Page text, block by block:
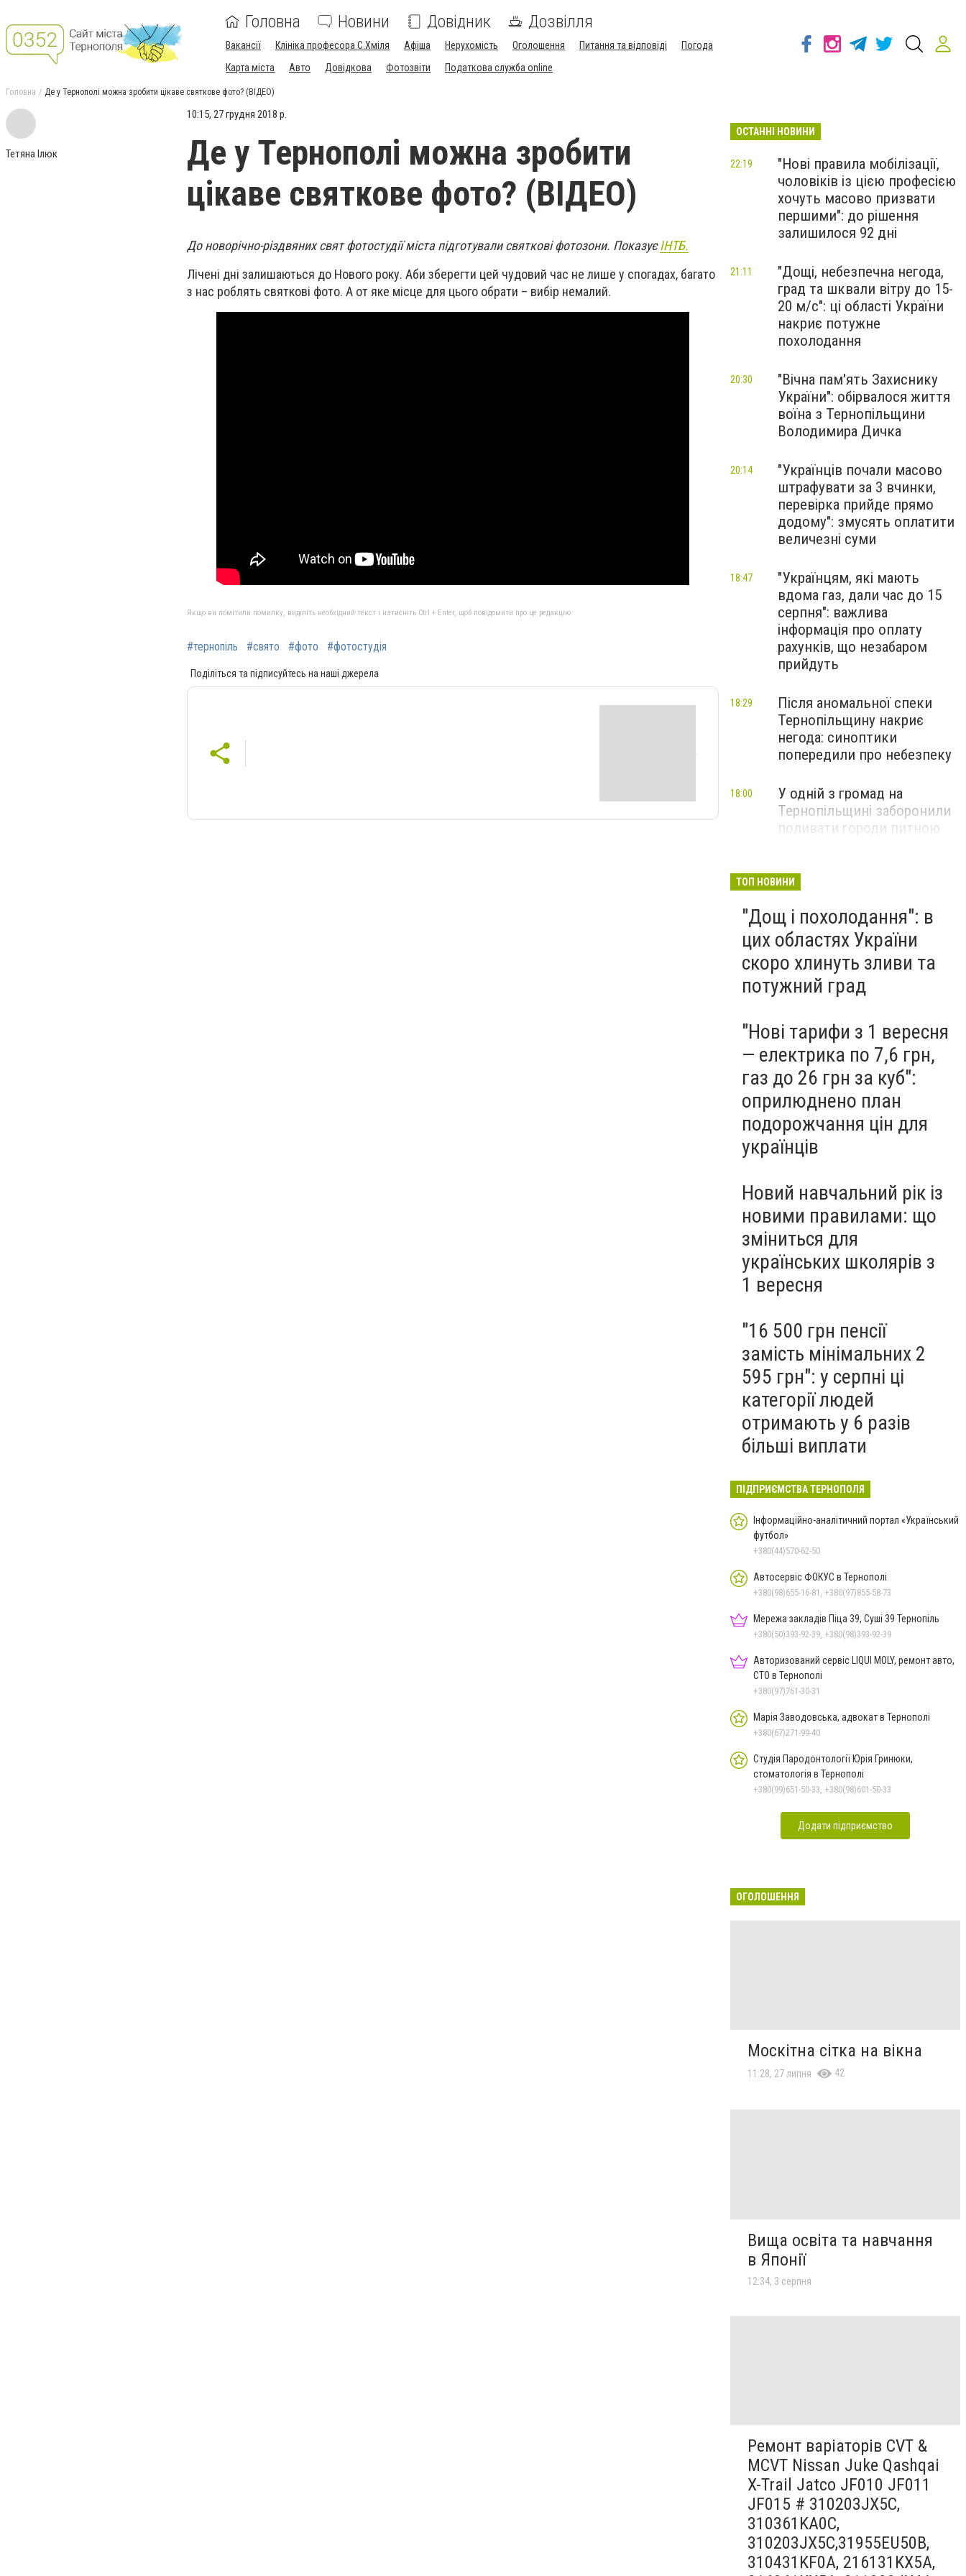
Головна Новини Довідник Дозвілля
Вакансії Клініка професора С.Хміля Афіша Нерухомість Оголошення Питання та відповіді
Погода
Карта міста
Авто Довідкова Фотозвіти Податкова служба online
Головна Де у Тернополі можна зробити цікаве святкове фото? (ВІДЕО)
Тетяна Ілюк
10:15, 27 грудня 2018 р.
Де у Тернополі можна зробити
цікаве святкове фото? (ВІДЕО)
До новорічно-різдвяних свят фотостудії міста підготували святкові фотозони. ПоказуєІНТБ.
Лічені дні залишаються до Нового року. Аби зберегти цей чудовий час не лише у спогадах, багато
з нас роблять святкові фото. А от яке місце для цього обрати – вибір немалий.
Якщо ви помітили помилку, виділіть необхідний текст і натисніть Ctrl + Enter, щоб повідомити про це редакцію
#тернопіль #свято #фото #фотостудія
Поділіться та підписуйтесь на наші джерела
ОСТАННІ НОВИНИ
"Нові правила мобілізації,
чоловіків із цією професією
хочуть масово призвати
першими": до рішення
залишилося 92 дні
22:19
"Дощі, небезпечна негода,
град та шквали вітру до 15-
20 м/с": ці області України
накриє потужне
похолодання
21:11
"Вічна пам'ять Захиснику
України": обірвалося життя
воїна з Тернопільщини
Володимира Дичка
20:30
"Українців почали масово
штрафувати за 3 вчинки,
перевірка прийде прямо
додому": змусять оплатити
величезні суми
20:14
"Українцям, які мають
вдома газ, дали час до 15
серпня": важлива
інформація про оплату
рахунків, що незабаром
прийдуть
18:47
Після аномальної спеки
Тернопільщину накриє
негода: синоптики
попередили про небезпеку
18:29
У одній з громад на
Тернопільщині заборонили
поливати городи питною
18:00
миті: на Тернопільщині
знешкодили боєприпас
ТОП НОВИНИ
"Дощ і похолодання": в
цих областях України
скоро хлинуть зливи та
потужний град
"Нові тарифи з 1 вересня
— електрика по 7,6 грн,
газ до 26 грн за куб":
оприлюднено план
подорожчання цін для
українців
Новий навчальний рік із
новими правилами: що
зміниться для
українських школярів з
1 вересня
"16 500 грн пенсії
замість мінімальних 2
595 грн": у серпні ці
категорії людей
отримають у 6 разів
більші виплати
ПІДПРИЄМСТВА ТЕРНОПОЛЯ
Інформаційно-аналітичний портал «Український
футбол»
+380(44)570-62-50
Автосервіс ФОКУС в Тернополі
+380(98)655-16-81, +380(97)855-58-73
Мережа закладів Піца 39, Суші 39 Тернопіль
+380(50)393-92-39, +380(98)393-92-39
Авторизований сервіс LIQUI MOLY, ремонт авто,
СТО в Тернополі
+380(97)761-30-31
Марія Заводовська, адвокат в Тернополі
+380(67)271-99-40
Студія Пародонтології Юрія Гринюки,
стоматологія в Тернополі
+380(99)651-50-33, +380(98)601-50-33
Додати підприємство
ОГОЛОШЕННЯ
Москітна сітка на вікна
11:28, 27 липня 42
Вища освіта та навчання
в Японії
12:34, 3 серпня
Ремонт варіаторів CVT &
MCVT Nissan Juke Qashqai
X-Trail Jatco JF010 JF011
JF015 # 310203JX5C,
310361KA0C,
310203JX5C,31955EU50B,
310431KF0A, 216131KX5A,